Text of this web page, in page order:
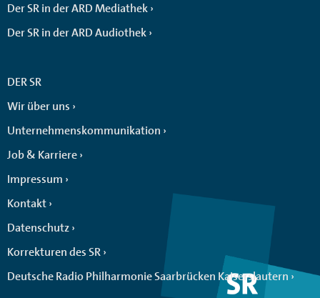
Der SR in der ARD Mediathek
Der SR in der ARD Audiothek
DER SR
Wir über uns
Unternehmenskommunikation
Job & Karriere
Impressum
Kontakt
Datenschutz
Korrekturen des SR
Deutsche Radio Philharmonie Saarbrücken Kaiserslautern